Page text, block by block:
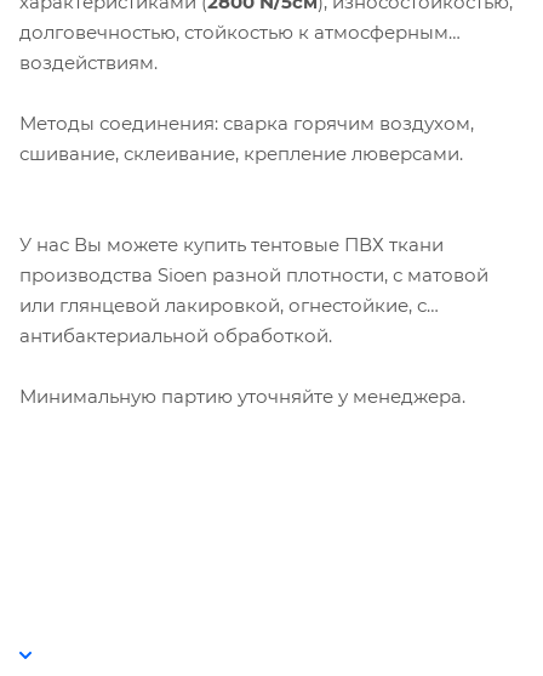
долговечностью, стойкостью к атмосферным
воздействиям.
Методы соединения: сварка горячим воздухом,
сшивание, склеивание, крепление люверсами.
У нас Вы можете купить тентовые ПВХ ткани
производства Sioen разной плотности, с матовой
или глянцевой лакировкой, огнестойкие, с
антибактериальной обработкой.
Минимальную партию уточняйте у менеджера.
Компания «Торговый Дом Технический
улучшает работу сайта и
взаимодействие с ним. Подробнее - в
Политике. Подтвердите ваше согласие,
нажав кнопку "Принять".
Принять